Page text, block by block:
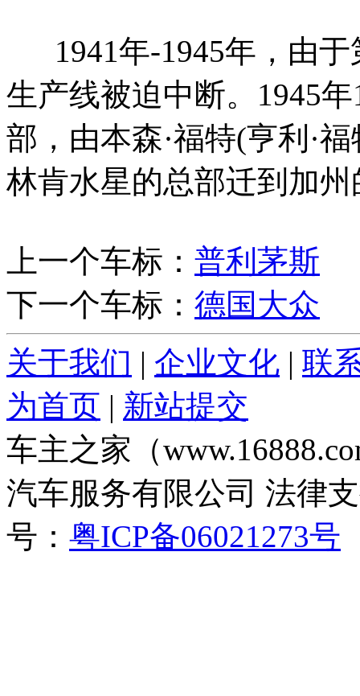
1941年-1945年，由于
生产线被迫中断。1945
部，由本森·福特(亨利·
林肯水星的总部迁到加
上一个车标： 普利茅斯
下一个车标： 德国大众
关于我们 | 企业文化 | 联
为首页 | 新站提交
车主之家（
汽车服务有限公司 法律
号： 粤ICP备06021273号